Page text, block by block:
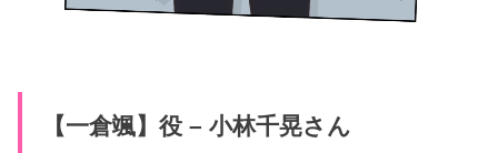
【一倉颯】役 – 小林千晃さん